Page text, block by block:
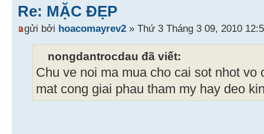
Re: MẶC ĐẸP
gửi bởi hoacomayrev2 » Thứ 3 Tháng 3 09, 2010
nongdantrocdau đã viết:
Chu ve noi ma mua cho cai sot nhot vo
mat cong giai phau tham my hay deo